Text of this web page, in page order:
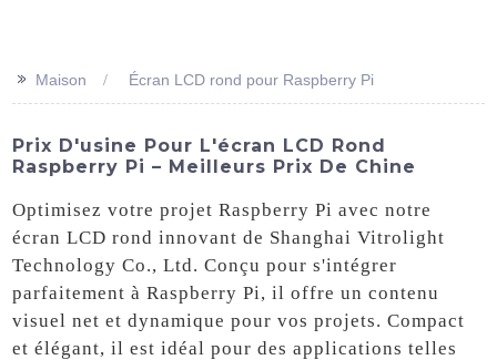
>> Maison Écran LCD rond pour Raspberry Pi
Prix ​​d'usine Pour L'écran LCD Rond
Raspberry Pi – Meilleurs Prix De Chine
Optimisez votre projet Raspberry Pi avec notre
écran LCD rond innovant de Shanghai Vitrolight
Technology Co., Ltd. Conçu pour s'intégrer
parfaitement à Raspberry Pi, il offre un contenu
visuel net et dynamique pour vos projets. Compact
et élégant, il est idéal pour des applications telles